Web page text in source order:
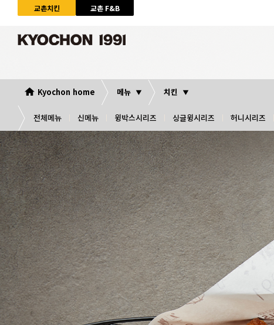
교촌치킨
교촌 F&B
Kyochon home 메뉴 치킨
전체메뉴 신메뉴 윙박스시리즈 싱글윙시리즈 허니시리즈